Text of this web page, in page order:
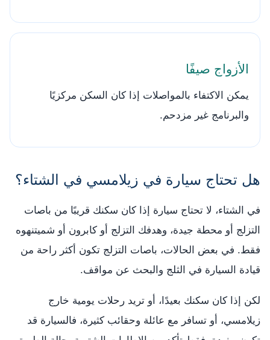
الأزواج صيفًا
يمكن الاكتفاء بالمواصلات إذا كان السكن مركزيًا
والبرنامج غير مزدحم.
هل تحتاج سيارة في زيلامسي في الشتاء؟
في الشتاء، لا تحتاج سيارة إذا كان سكنك قريبًا من باصات
التزلج أو محطة جيدة، وهدفك التزلج أو كابرون أو شميتنهوه
فقط. في بعض الحالات، باصات التزلج تكون أكثر راحة من
قيادة السيارة في الثلج والبحث عن مواقف.
لكن إذا كان سكنك بعيدًا، أو تريد رحلات يومية خارج
زيلامسي، أو تسافر مع عائلة وحقائب كثيرة، فالسيارة قد